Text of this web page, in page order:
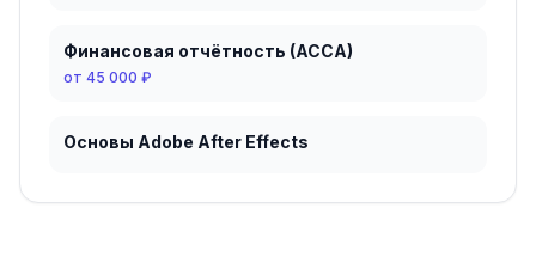
Финансовая отчётность (ACCA)
от 45 000 ₽
Основы Adobe After Effects